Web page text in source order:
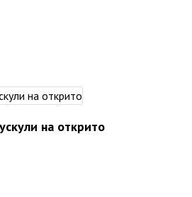
на открито